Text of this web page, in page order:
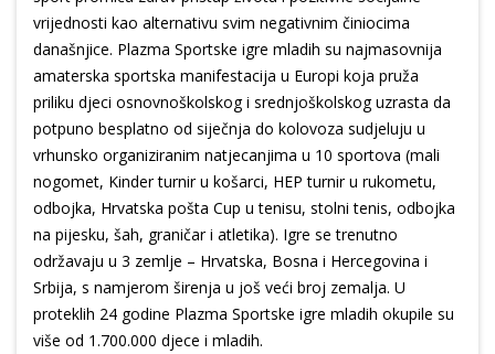
vrijednosti kao alternativu svim negativnim činiocima
današnjice. Plazma Sportske igre mladih su najmasovnija
amaterska sportska manifestacija u Europi koja pruža
priliku djeci osnovnoškolskog i srednjoškolskog uzrasta da
potpuno besplatno od siječnja do kolovoza sudjeluju u
vrhunsko organiziranim natjecanjima u 10 sportova (mali
nogomet, Kinder turnir u košarci, HEP turnir u rukometu,
odbojka, Hrvatska pošta Cup u tenisu, stolni tenis, odbojka
na pijesku, šah, graničar i atletika). Igre se trenutno
održavaju u 3 zemlje – Hrvatska, Bosna i Hercegovina i
Srbija, s namjerom širenja u još veći broj zemalja. U
proteklih 24 godine Plazma Sportske igre mladih okupile su
više od 1.700.000 djece i mladih.